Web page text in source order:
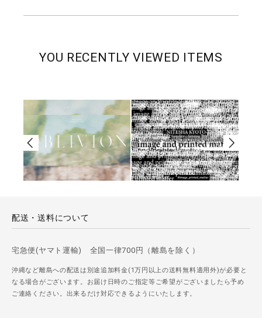
YOU RECENTLY VIEWED ITEMS
配送・送料について
宅急便(ヤマト運輸) 全国一律700円（離島を除く）
沖縄など離島への配送は別途追加料金(1万円以上の送料無料適用外)が必要と
なる場合がございます。お届け日時のご指定等ご希望がございましたら予め
ご連絡ください。出来るだけ対応できるようにいたします。